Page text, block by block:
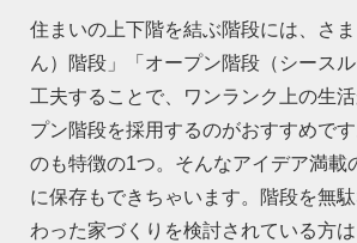
住まいの上下階を結ぶ階段には、さ
ん）階段」「オープン階段（シース
工夫することで、ワンランク上の生
プン階段を採用するのがおすすめで
のも特徴の1つ。そんなアイデア満
に保存もできちゃいます。階段を無
わった家づくりを検討されている方